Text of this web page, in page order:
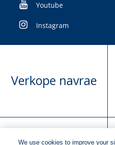
Youtube
Instagram
Verkope navrae
We use cookies to improve your